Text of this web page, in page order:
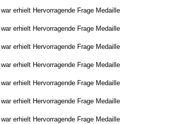
war erhielt Hervorragende Frage Medaille
war erhielt Hervorragende Frage Medaille
war erhielt Hervorragende Frage Medaille
war erhielt Hervorragende Frage Medaille
war erhielt Hervorragende Frage Medaille
war erhielt Hervorragende Frage Medaille
war erhielt Hervorragende Frage Medaille